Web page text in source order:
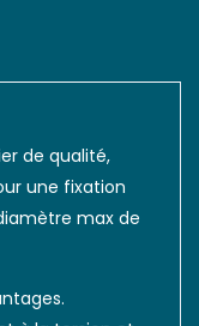
de qualité,
une fixation
max de